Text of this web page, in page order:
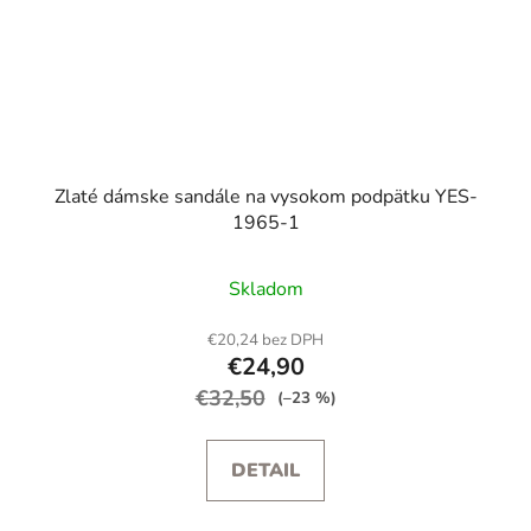
Zlaté dámske sandále na vysokom podpätku YES-
1965-1
Skladom
€20,24 bez DPH
€24,90
€32,50 (–23 %)
DETAIL